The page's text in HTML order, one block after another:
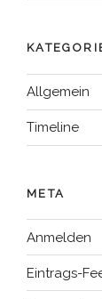
Allgemein
Timeline
META
Anmelden
Eintrags-